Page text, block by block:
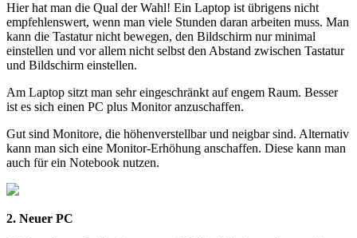
Hier hat man die Qual der Wahl! Ein Laptop ist übrigens nicht
empfehlenswert, wenn man viele Stunden daran arbeiten muss. Man
kann die Tastatur nicht bewegen, den Bildschirm nur minimal
einstellen und vor allem nicht selbst den Abstand zwischen Tastatur
und Bildschirm einstellen.
Am Laptop sitzt man sehr eingeschränkt auf engem Raum. Besser
ist es sich einen PC plus Monitor anzuschaffen.
Gut sind Monitore, die höhenverstellbar und neigbar sind. Alternativ
kann man sich eine Monitor-Erhöhung anschaffen. Diese kann man
auch für ein Notebook nutzen.
2. Neuer PC